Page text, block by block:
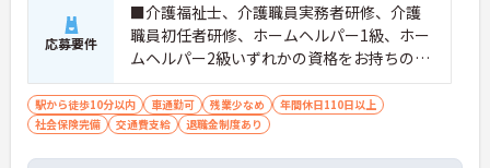
応募要件
■介護福祉士、介護職員実務者研修、介護
職員初任者研修、ホームヘルパー1級、ホー
ムヘルパー2級いずれかの資格をお持ちの方
※無資格・未経験応相談
駅から徒歩10分以内 車通勤可 残業少なめ
年間休日110日以上
社会保険完備
交通費支給 退職金制度あり